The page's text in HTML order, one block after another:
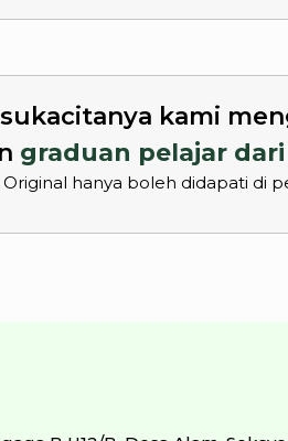
kami
graduan pelajar
Original hanya boleh didapati di